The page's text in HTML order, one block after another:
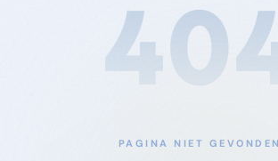
PAGINA NIET GEVONDEN